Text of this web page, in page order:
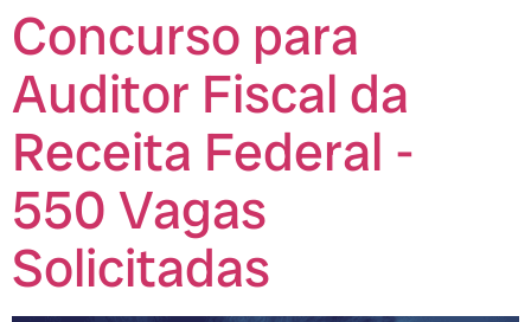
Concurso para
Auditor Fiscal da
Receita Federal -
550 Vagas
Solicitadas